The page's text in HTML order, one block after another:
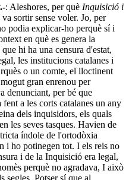
: Aleshores, per què Inquisició i
sortir sense voler. Jo, per
podia explicar-ho perquè sí i
en què es genera la
hi ha una censura d'estat,
les institucions catalanes i
o un comte, el lloctinent
gran enrenou per
denunciant, per bé que
a les corts catalanes un any
dels inquisidors, els quals
les seves tasques. Havien de
índole de l'ortodòxia
i ho potinegen tot. I els reis no
i de la Inquisició era legal,
perquè no agradava, I això
segles. Potser sí que al